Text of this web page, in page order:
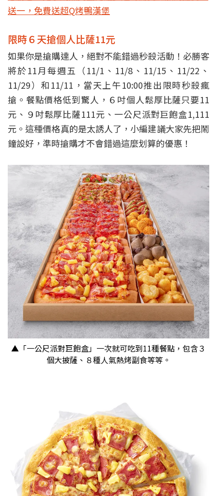
送一，免費送超Q烤鴨漢堡
限時６天搶個人比薩11元
如果你是搶購達人，絕對不能錯過秒殺活動！必勝客
將於11月每週五（11/1、11/8、11/15、11/22、
11/29）和11/11，當天上午10:00推出限時秒殺瘋
搶。餐點價格低到驚人，６吋個人鬆厚比薩只要11
元、９吋鬆厚比薩111元、一公尺派對巨飽盒1,111
元。這種價格真的是太誘人了，小編建議大家先把鬧
鐘設好，準時搶購才不會錯過這麼划算的優惠！
▲「一公尺派對巨飽盒」一次就可吃到11種餐點，包含３
個大披薩、８種人氣熱烤副食等等。